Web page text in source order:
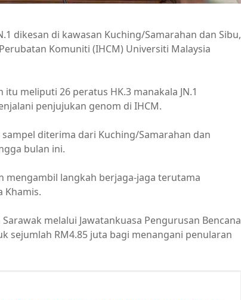
dikesan di kawasan Kuching/Samarahan dan Sibu,
Komuniti (IHCM) Universiti Malaysia
meliputi 26 peratus HK.3 manakala JN.1
penjujukan genom di IHCM.
diterima dari Kuching/Samarahan dan
bulan ini.
mengambil langkah berjaga-jaga terutama
Khamis.
melalui Jawatankuasa Pengurusan Bencana
sejumlah RM4.85 juta bagi menangani penularan